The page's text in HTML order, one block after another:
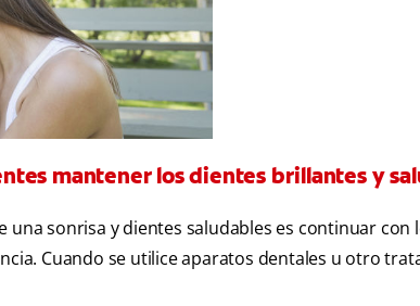
mantener los dientes brillantes y
sonrisa y dientes saludables es continuar con
Cuando se utilice aparatos dentales u otro